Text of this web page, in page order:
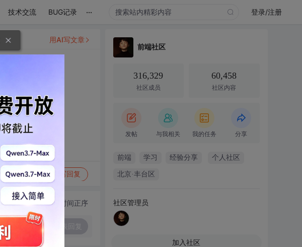
技术交流 BUG记录 ... 登录/注册
写回复
用AI写文章
切换为时间正序
前端社区
316,329
社区成员
60,458
社区内容
发帖 与我相关 我的任务 分享
前端 学习 经验分享 个人社区
北京·丰台区
社区管理员
加入社区